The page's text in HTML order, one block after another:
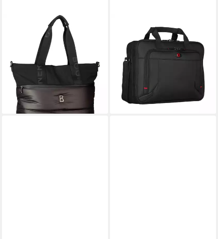
Handtasche Monarch Mian
MHZ, Tote Bags
ab 195,00 €
325,00 €
-40%
leider ausverkauft
Laptoptasche Laptop-
Aktentasche Prospectus 16"
Laptop Tablet-Fach 15 Liter
Schwarz
ab 45,22 €
-30%
lieferbar - in 2-3 Werktagen bei dir